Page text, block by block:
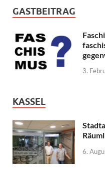
GASTBEITRAG
3.
KASSEL
6.